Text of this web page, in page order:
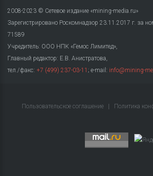
2008-2023 © Сетевое издание «mining-media.ru»
Зарегистрировано Роскомнадзор 23.11.2017 г. за
71589
Учредитель: ООО НПК «Гемос Лимитед»,
Главный редактор: Е.В. Анистратова,
тел./факс: +7 (499) 237-03-11 ; e-mail: info@mining-
Пользовательское соглашение Политика